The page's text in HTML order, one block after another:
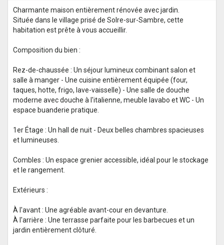
Charmante maison entièrement rénovée avec jardin.
Située dans le village prisé de Solre-sur-Sambre, cette
habitation est prête à vous accueillir.
Composition du bien :
Rez-de-chaussée : Un séjour lumineux combinant salon et
salle à manger - Une cuisine entièrement équipée (four,
taques, hotte, frigo, lave-vaisselle) - Une salle de douche
moderne avec douche à l'italienne, meuble lavabo et WC - Un
espace buanderie pratique.
1er Étage : Un hall de nuit - Deux belles chambres spacieuses
et lumineuses.
Combles : Un espace grenier accessible, idéal pour le stockage
et le rangement.
Extérieurs :
À l'avant : Une agréable avant-cour en devanture.
À l'arrière : Une terrasse parfaite pour les barbecues et un
jardin entièrement clôturé.